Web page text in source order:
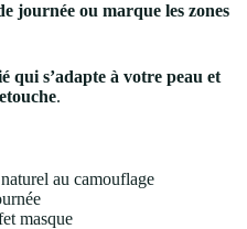
journée ou marque les zones
qui s’adapte à votre peau et
.
au camouflage
masque